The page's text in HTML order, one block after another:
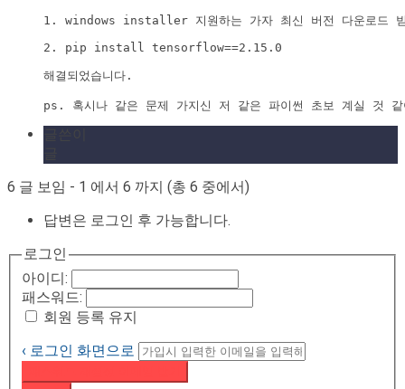
1. windows installer 지원하는 가자 최신 버전 다운로드
2. pip install tensorflow==2.15.0
해결되었습니다.
ps. 혹시나 같은 문제 가지신 저 같은 파이썬 초보 계실 것
6 글 보임 - 1 에서 6 까지 (총 6 중에서)
답변은 로그인 후 가능합니다.
로그인
아이디:
패스워드:
회원 등록 유지
‹ 로그인 화면으로